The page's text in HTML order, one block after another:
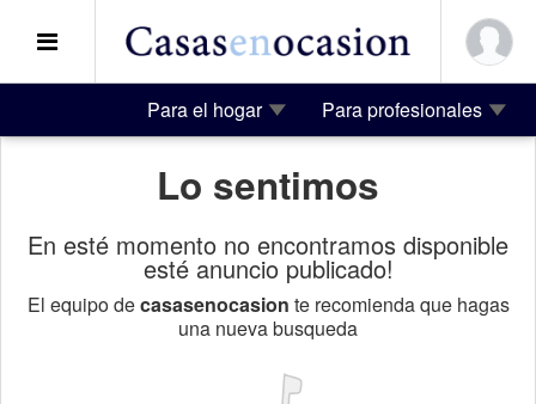
Para el hogar Para profesionales
Lo sentimos
En esté momento no encontramos disponible
esté anuncio publicado!
El equipo decasasenocasion te recomienda que hagas
una nueva busqueda